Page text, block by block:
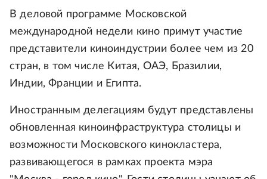
В деловой программе Московской
международной недели кино примут участие
представители киноиндустрии более чем из 20
стран, в том числе Китая, ОАЭ, Бразилии,
Индии, Франции и Египта.
Иностранным делегациям будут представлены
обновленная киноинфраструктура столицы и
возможности Московского кинокластера,
развивающегося в рамках проекта мэра